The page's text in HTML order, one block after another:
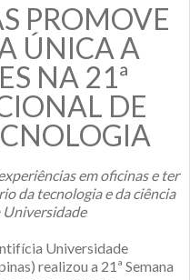
PROMOVE
ÚNICA A
NA 21ª
DE
em oficinas e ter
da tecnologia e da ciência
Universidade
Universidade
realizou a 21ª Semana